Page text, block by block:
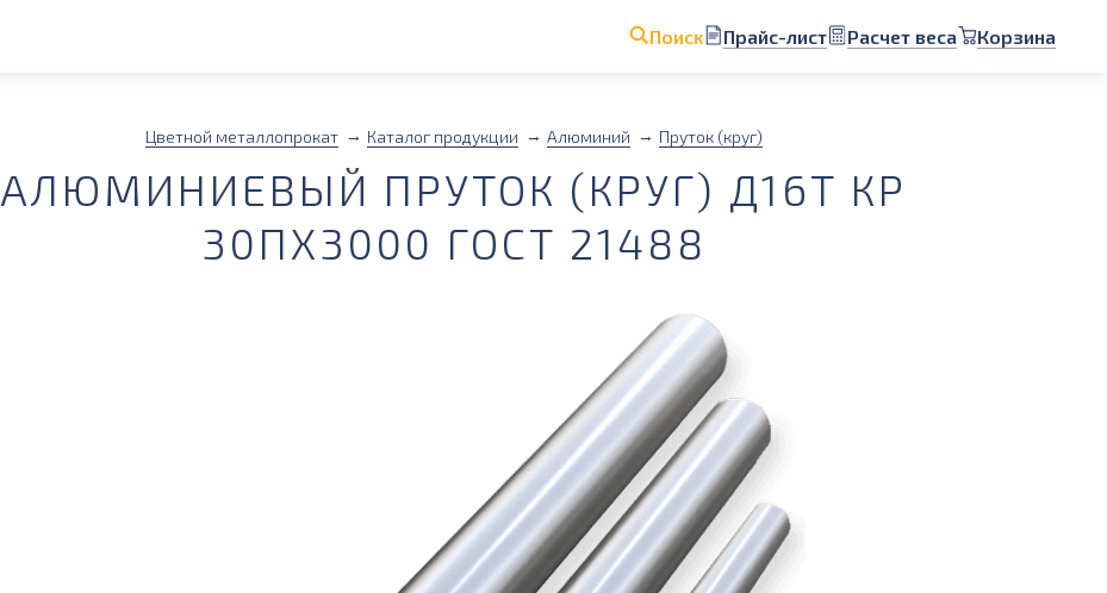
Поиск Прайс-лист Расчет веса Корзина
Цветной металлопрокат Каталог продукции Алюминий Пруток (круг)
АЛЮМИНИЕВЫЙ ПРУТОК (КРУГ) Д16Т КР
30ПХ3000 ГОСТ 21488